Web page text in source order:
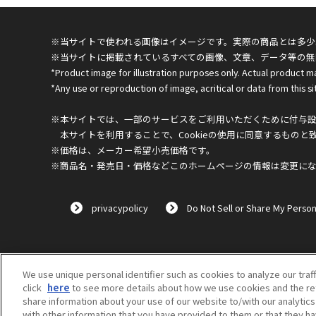
※当サイトで使われる画像はイメージです。実際の商品とは多
※当サイトに掲載されているすべての画像、文章、データ等の
*Product image for illustration purposes only. Actual product
*Any use or reproduction of image, acritical or data from this
※本サイトでは、一部のサービスをご利用いただくために付与
本サイトを利用することで、Cookieの使用に同意するものと
※価格は、メーカー希望小売価格です。
※商品名・発売日・価格などこのホームページの情報は変更に
privacypolicy Do Not Sell or Share My
We use unique personal identifier such as cookies to analyze our
click here to see more details about how we use cookies and the
share information about your use of our website to/with our